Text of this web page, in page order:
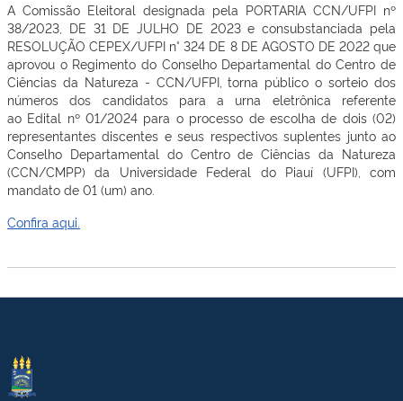
A Comissão Eleitoral designada pela PORTARIA CCN/UFPI nº
38/2023, DE 31 DE JULHO DE 2023 e consubstanciada pela
RESOLUÇÃO CEPEX/UFPI n° 324 DE 8 DE AGOSTO DE 2022 que
aprovou o Regimento do Conselho Departamental do Centro de
Ciências da Natureza - CCN/UFPI, torna público o sorteio dos
números dos candidatos para a urna eletrônica referente
ao Edital nº 01/2024 para o processo de escolha de dois (02)
representantes discentes e seus respectivos suplentes junto ao
Conselho Departamental do Centro de Ciências da Natureza
(CCN/CMPP) da Universidade Federal do Piauí (UFPI), com
mandato de 01 (um) ano.
Confira aqui.